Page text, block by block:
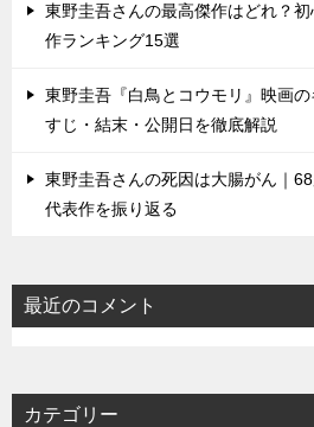
東野圭吾さんの最高傑作はどれ？
作ランキング15選
東野圭吾『白鳥とコウモリ』映画
すじ・結末・公開日を徹底解説
東野圭吾さんの死因は大腸がん｜
代表作を振り返る
最近のコメント
カテゴリー